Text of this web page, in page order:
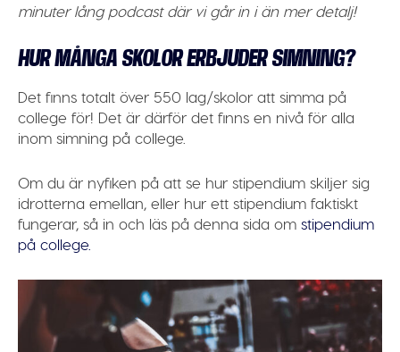
minuter lång podcast där vi går in i än mer detalj!
HUR MÅNGA SKOLOR ERBJUDER SIMNING?
Det finns totalt över 550 lag/skolor att simma på
college för! Det är därför det finns en nivå för alla
inom simning på college.
Om du är nyfiken på att se hur stipendium skiljer sig
idrotterna emellan, eller hur ett stipendium faktiskt
fungerar, så in och läs på denna sida omstipendium
på college.